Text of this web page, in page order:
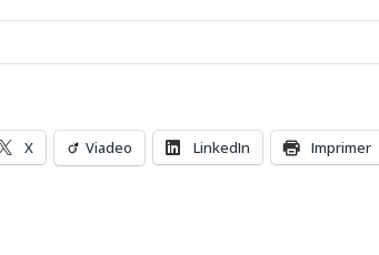
X Viadeo LinkedIn Imprimer